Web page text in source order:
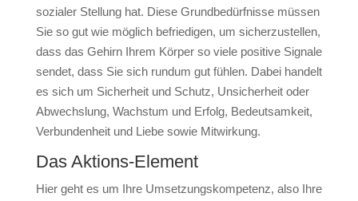
sozialer Stellung hat. Diese Grundbedürfnisse müssen
Sie so gut wie möglich befriedigen, um sicherzustellen,
dass das Gehirn Ihrem Körper so viele positive Signale
sendet, dass Sie sich rundum gut fühlen. Dabei handelt
es sich um Sicherheit und Schutz, Unsicherheit oder
Abwechslung, Wachstum und Erfolg, Bedeutsamkeit,
Verbundenheit und Liebe sowie Mitwirkung.
Das Aktions-Element
Hier geht es um Ihre Umsetzungskompetenz, also Ihre